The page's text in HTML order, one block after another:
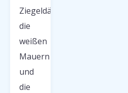
Ziegeldächer,
die
weißen
Mauern
und
die